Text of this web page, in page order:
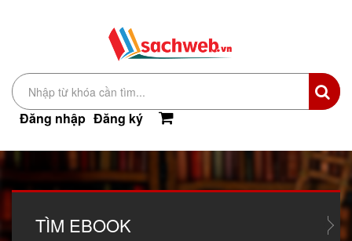
Đăng nhập Đăng ký
TÌM EBOOK